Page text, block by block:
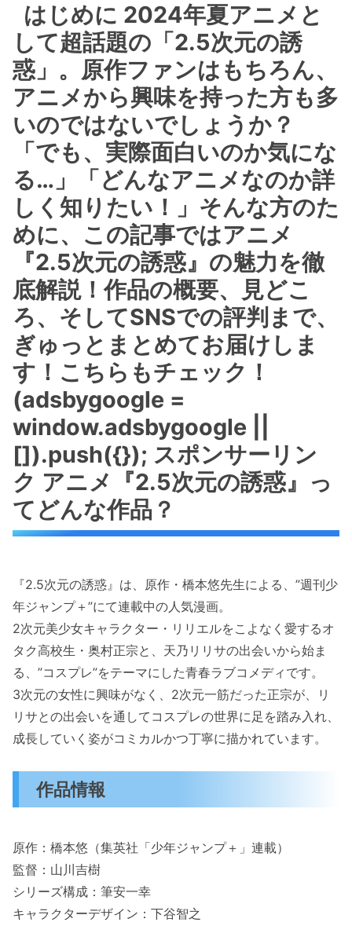
はじめに 2024年夏アニメと
して超話題の「2.5次元の誘
惑」。原作ファンはもちろん、
アニメから興味を持った方も多
いのではないでしょうか？
「でも、実際面白いのか気にな
る…」「どんなアニメなのか詳
しく知りたい！」そんな方のた
めに、この記事ではアニメ
『2.5次元の誘惑』の魅力を徹
底解説！作品の概要、見どこ
ろ、そしてSNSでの評判まで、
ぎゅっとまとめてお届けしま
す！こちらもチェック！
(adsbygoogle =
window.adsbygoogle ||
[]).push({}); スポンサーリン
ク アニメ『2.5次元の誘惑』っ
てどんな作品？
『2.5次元の誘惑』は、原作・橋本悠先生による、”週刊少
年ジャンプ＋”にて連載中の人気漫画。
2次元美少女キャラクター・リリエルをこよなく愛するオ
タク高校生・奥村正宗と、天乃リリサの出会いから始ま
る、”コスプレ”をテーマにした青春ラブコメディです。
3次元の女性に興味がなく、2次元一筋だった正宗が、リ
リサとの出会いを通してコスプレの世界に足を踏み入れ、
成長していく姿がコミカルかつ丁寧に描かれています。
作品情報
原作：橋本悠（集英社「少年ジャンプ＋」連載）
監督：山川吉樹
シリーズ構成：筆安一幸
キャラクターデザイン：下谷智之